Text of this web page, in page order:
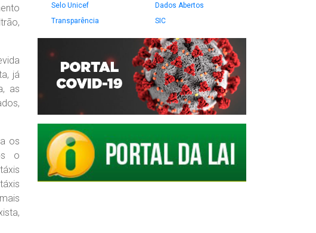
já
as
os
o
Selo Unicef
Dados Abertos
Transparência
SIC